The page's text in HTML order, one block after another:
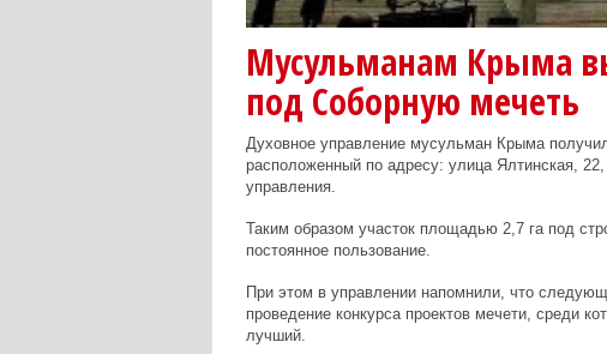
Мусульманам Крыма
под Соборную мечеть
Духовное управление мусульман Крыма
расположенный по адресу: улица Ялтинская,
управления.
Таким образом участок площадью 2,7 га под
постоянное пользование.
При этом в управлении напомнили, что
проведение конкурса проектов мечети, среди
лучший.